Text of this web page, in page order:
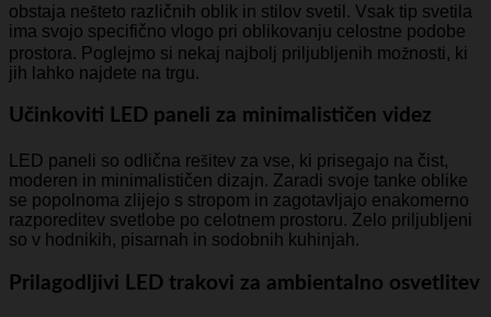
obstaja nešteto različnih oblik in stilov svetil. Vsak tip svetila
ima svojo specifično vlogo pri oblikovanju celostne podobe
prostora. Poglejmo si nekaj najbolj priljubljenih možnosti, ki
jih lahko najdete na trgu.
Učinkoviti LED paneli za minimalističen videz
LED paneli so odlična rešitev za vse, ki prisegajo na čist,
moderen in minimalističen dizajn. Zaradi svoje tanke oblike
se popolnoma zlijejo s stropom in zagotavljajo enakomerno
razporeditev svetlobe po celotnem prostoru. Zelo priljubljeni
so v hodnikih, pisarnah in sodobnih kuhinjah.
Prilagodljivi LED trakovi za ambientalno osvetlitev